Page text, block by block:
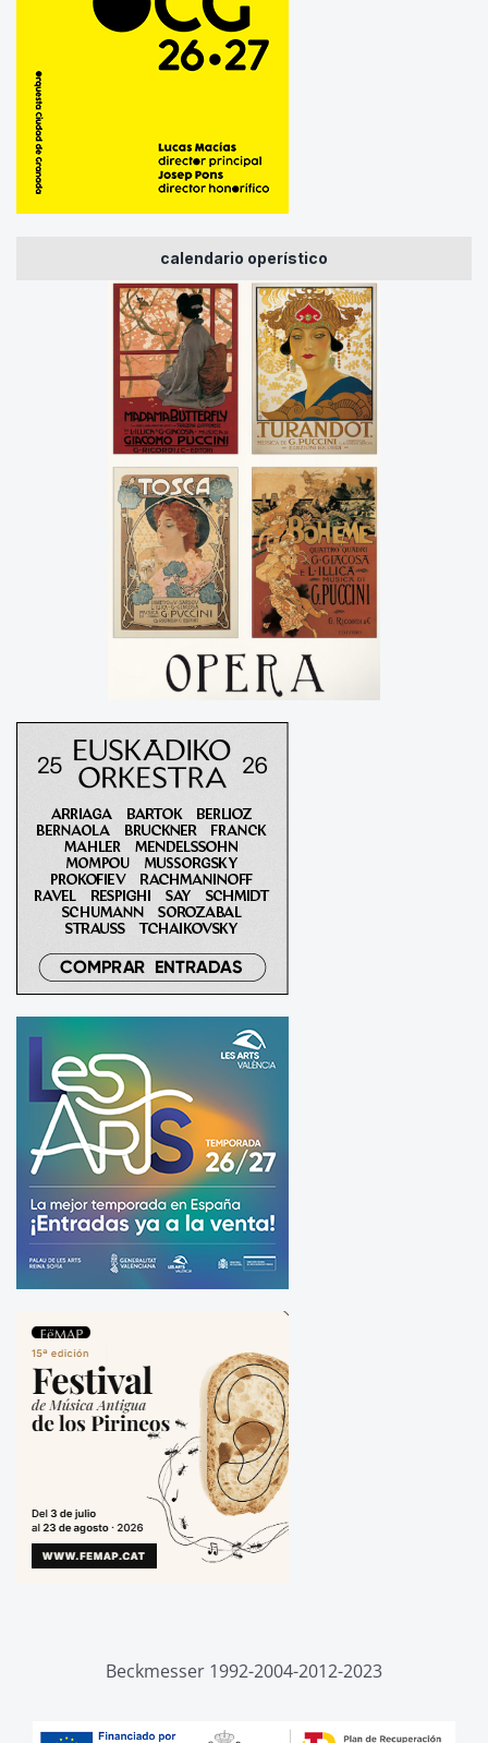
calendario operístico
Beckmesser 1992-2004-2012-2023